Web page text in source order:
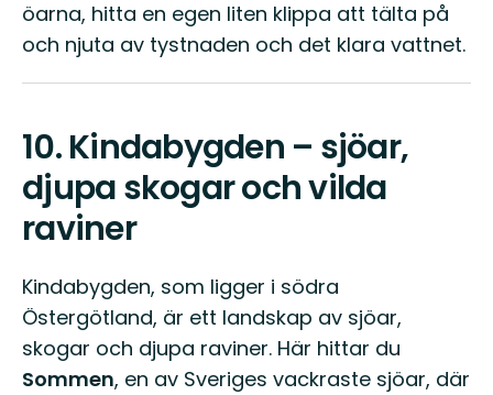
öarna, hitta en egen liten klippa att tälta på
och njuta av tystnaden och det klara vattnet.
10.Kindabygden – sjöar,
djupa skogar och vilda
raviner
Kindabygden, som ligger i södra
Östergötland, är ett landskap av sjöar,
skogar och djupa raviner. Här hittar du
Sommen, en av Sveriges vackraste sjöar, där